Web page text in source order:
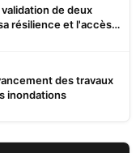
de deux
résilience et l'accès
des travaux
inondations